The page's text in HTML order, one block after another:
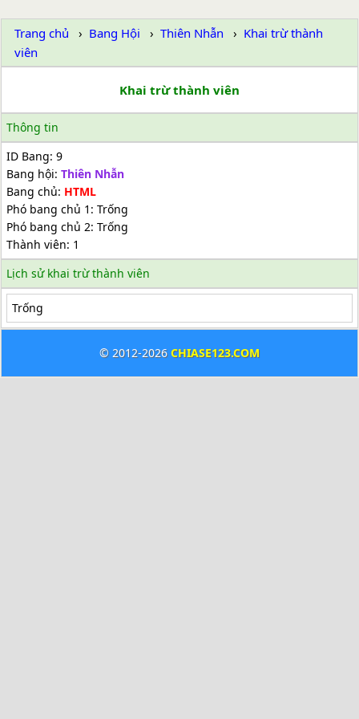
Trang chủ Bang Hội Thiên Nhẫn
Khai trừ thành
viên
Khai trừ thành viên
Thông tin
ID Bang: 9
Bang hội: Thiên Nhẫn
Bang chủ: HTML
Phó bang chủ 1: Trống
Phó bang chủ 2: Trống
Thành viên: 1
Lịch sử khai trừ thành viên
Trống
© 2012-2026CHIASE123.COM